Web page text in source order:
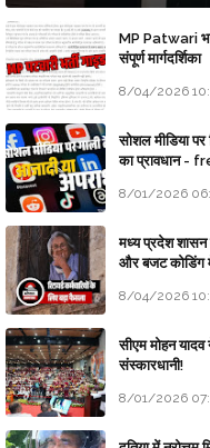
MP Patwari
संपूर्ण मार्गदर्शिका
8/04/2026
सोशल मीडिया
का प्रावधान -
8/01/2026
मध्य प्रदेश शासन
और बजट कोडिंग
8/04/2026
सीएम मोहन
संस्कारधानी!
8/01/2026